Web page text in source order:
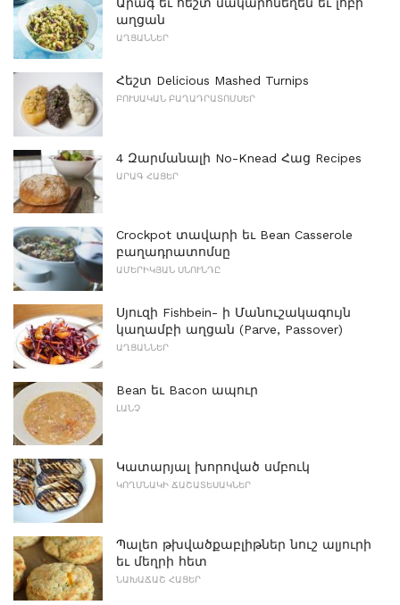
Արագ եւ հեշտ մակարոնեղեն եւ լոբի
աղցան
ԱՂՑԱՆՆԵՐ
Հեշտ Delicious Mashed Turnips
ԲՈՒՍԱԿԱՆ ԲԱՂԱԴՐԱՏՈՄՍԵՐ
4 Զարմանալի No-Knead Հաց Recipes
ԱՐԱԳ ՀԱՑԵՐ
Crockpot տավարի եւ Bean Casserole
բաղադրատոմսը
ԱՄԵՐԻԿՅԱՆ ՍՆՈՒՆԴԸ
Սյուզի Fishbein- ի Մանուշակագույն
կաղամբի աղցան (Parve, Passover)
ԱՂՑԱՆՆԵՐ
Bean եւ Bacon ապուր
ԼԱՆՉ
Կատարյալ խորոված սմբուկ
ԿՈՂՄՆԱԿԻ ՃԱՇԱՏԵՍԱԿՆԵՐ
Պալեո թխվածքաբլիթներ նուշ ալյուրի
եւ մեղրի հետ
ՆԱԽԱՃԱՇ ՀԱՑԵՐ